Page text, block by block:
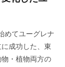
めてユーグレナ
成功した、東
・植物両方の